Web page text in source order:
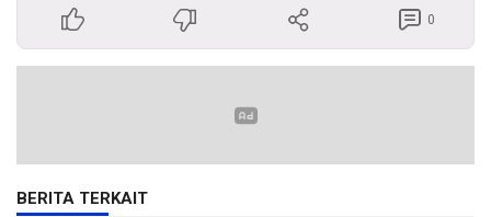
0
BERITA TERKAIT